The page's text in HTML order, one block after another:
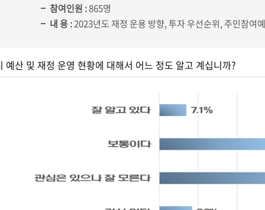
참여인원 :865명
내 용 :2023년도 재정 운용 방향, 투자 우선순위, 주민참여
예산 및 재정 운영 현황에 대해서 어느 정도 알고 계십니까?